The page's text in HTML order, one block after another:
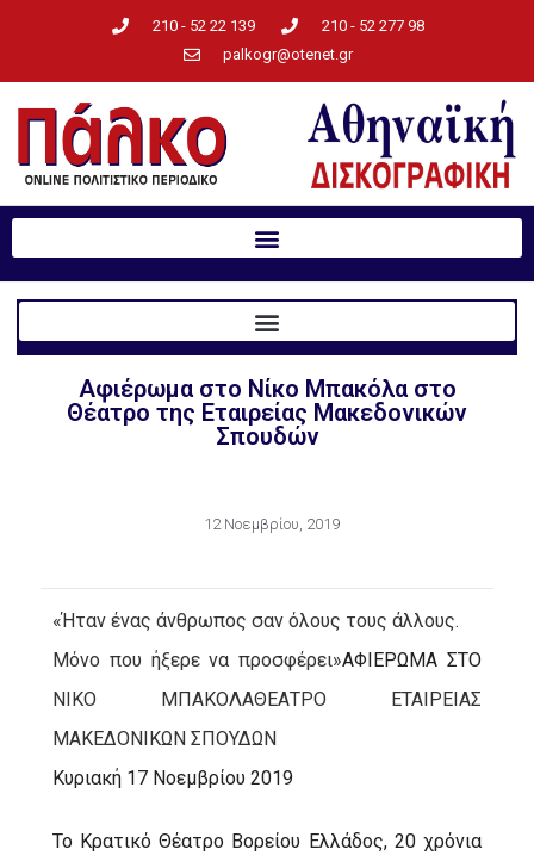
210 - 52 22 139
210 - 52 277 98
palkogr@otenet.gr
Αφιέρωμα στο Νίκο Μπακόλα στο
Θέατρο της Εταιρείας Μακεδονικών
Σπουδών
12 Νοεμβρίου, 2019
«Ήταν ένας άνθρωπος σαν όλους τους άλλους.
Μόνο που ήξερε να προσφέρει»ΑΦΙΕΡΩΜΑ ΣΤΟ
ΝΙΚΟ ΜΠΑΚΟΛΑΘΕΑΤΡΟ ΕΤΑΙΡΕΙΑΣ
ΜΑΚΕΔΟΝΙΚΩΝ ΣΠΟΥΔΩΝ
Κυριακή 17 Νοεμβρίου 2019
Το Κρατικό Θέατρο Βορείου Ελλάδος, 20 χρόνια